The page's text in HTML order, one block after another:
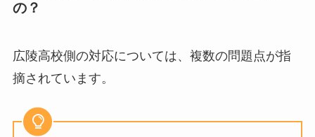
の？
広陵高校側の対応については、複数の問題点が指
摘されています。